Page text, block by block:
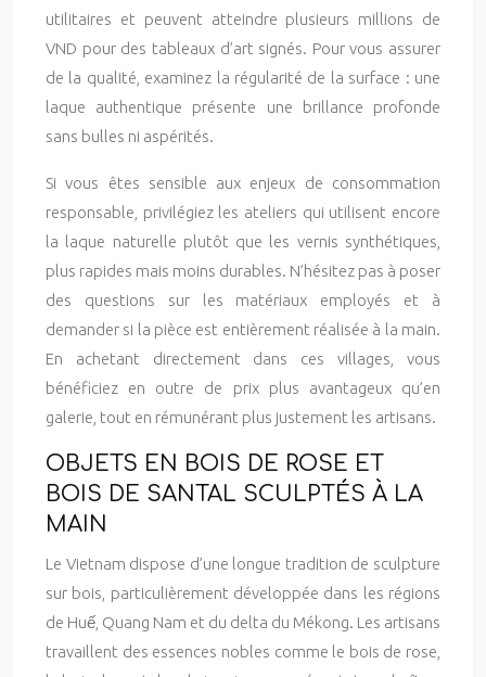
utilitaires et peuvent atteindre plusieurs millions de
VND pour des tableaux d’art signés. Pour vous assurer
de la qualité, examinez la régularité de la surface : une
laque authentique présente une brillance profonde
sans bulles ni aspérités.
Si vous êtes sensible aux enjeux de consommation
responsable, privilégiez les ateliers qui utilisent encore
la laque naturelle plutôt que les vernis synthétiques,
plus rapides mais moins durables. N’hésitez pas à poser
des questions sur les matériaux employés et à
demander si la pièce est entièrement réalisée à la main.
En achetant directement dans ces villages, vous
bénéficiez en outre de prix plus avantageux qu’en
galerie, tout en rémunérant plus justement les artisans.
OBJETS EN BOIS DE ROSE ET
BOIS DE SANTAL SCULPTÉS À LA
MAIN
Le Vietnam dispose d’une longue tradition de sculpture
sur bois, particulièrement développée dans les régions
de Huế, Quang Nam et du delta du Mékong. Les artisans
travaillent des essences nobles comme le bois de rose,